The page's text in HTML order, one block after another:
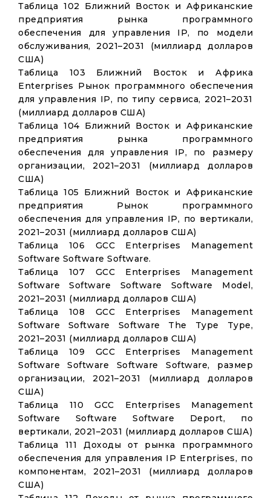
Таблица 102 Ближний Восток и Африканские
предприятия рынка программного
обеспечения для управления IP, по модели
обслуживания, 2021–2031 (миллиард долларов
США)
Таблица 103 Ближний Восток и Африка
Enterprises Рынок программного обеспечения
для управления IP, по типу сервиса, 2021–2031
(миллиард долларов США)
Таблица 104 Ближний Восток и Африканские
предприятия рынка программного
обеспечения для управления IP, по размеру
организации, 2021–2031 (миллиард долларов
США)
Таблица 105 Ближний Восток и Африканские
предприятия Рынок программного
обеспечения для управления IP, по вертикали,
2021–2031 (миллиард долларов США)
Таблица 106 GCC Enterprises Management
Software Software Software.
Таблица 107 GCC Enterprises Management
Software Software Software Software Model,
2021–2031 (миллиард долларов США)
Таблица 108 GCC Enterprises Management
Software Software Software The Type Type,
2021–2031 (миллиард долларов США)
Таблица 109 GCC Enterprises Management
Software Software Software Software, размер
организации, 2021–2031 (миллиард долларов
США)
Таблица 110 GCC Enterprises Management
Software Software Software Deport, по
вертикали, 2021–2031 (миллиард долларов США)
Таблица 111 Доходы от рынка программного
обеспечения для управления IP Enterprises, по
компонентам, 2021–2031 (миллиард долларов
США)